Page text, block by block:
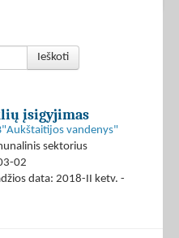
Ieškoti
įsigyjimas
vandenys"
sektorius
02
data: 2018-II ketv. -